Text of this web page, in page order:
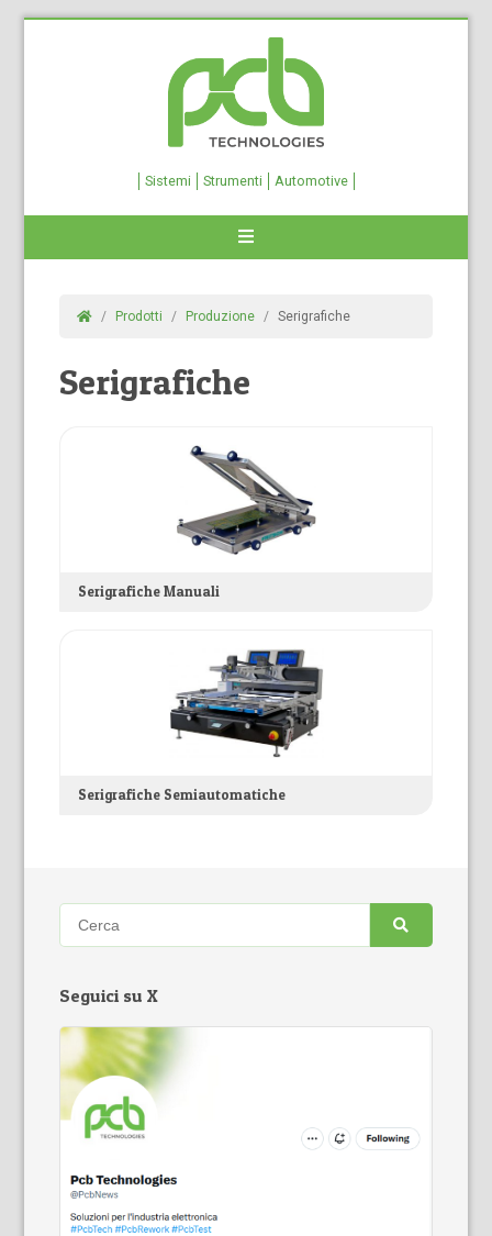
Sistemi Strumenti Automotive
Prodotti Produzione Serigrafiche
Serigrafiche
Serigrafiche Manuali
Serigrafiche Semiautomatiche
Seguici su X